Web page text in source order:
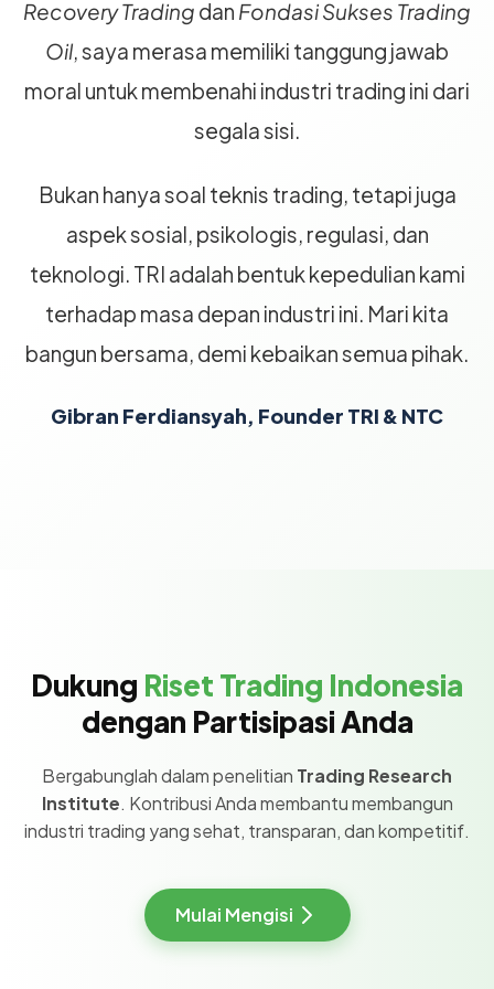
Recovery Trading dan Fondasi Sukses Trading
Oil, saya merasa memiliki tanggung jawab
moral untuk membenahi industri trading ini dari
segala sisi.
Bukan hanya soal teknis trading, tetapi juga
aspek sosial, psikologis, regulasi, dan
teknologi. TRI adalah bentuk kepedulian kami
terhadap masa depan industri ini. Mari kita
bangun bersama, demi kebaikan semua pihak.
Gibran Ferdiansyah, Founder TRI & NTC
Dukung Riset Trading Indonesia
dengan Partisipasi Anda
Bergabunglah dalam penelitian Trading Research
Institute. Kontribusi Anda membantu membangun
industri trading yang sehat, transparan, dan kompetitif.
Mulai Mengisi